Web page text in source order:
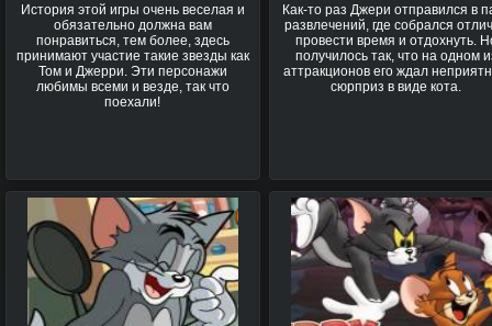
История этой игры очень веселая и
обязательно должна вам
понравиться, тем более, здесь
принимают участие такие звезды как
Том и Джерри. Эти персонажи
любимы всеми и везде, так что
поехали!
Как-то раз Джери отправился в
развлечений, где собрался
провести время и отдохнуть.
получилось так, что на одном
аттракционов его ждал
сюрприз в виде кота.